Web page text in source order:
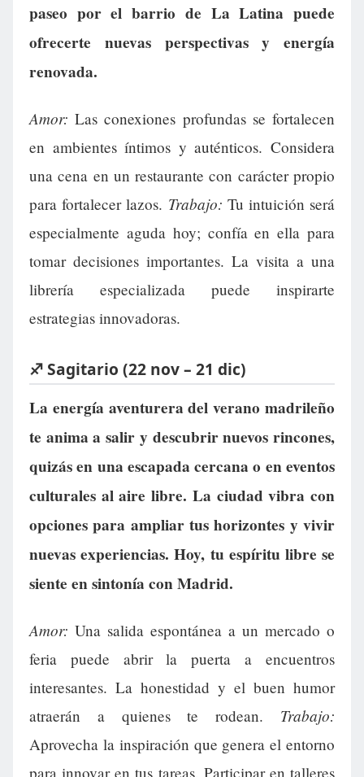
paseo por el barrio de La Latina puede
ofrecerte nuevas perspectivas y energía
renovada.
Amor: Las conexiones profundas se fortalecen
en ambientes íntimos y auténticos. Considera
una cena en un restaurante con carácter propio
para fortalecer lazos. Trabajo: Tu intuición será
especialmente aguda hoy; confía en ella para
tomar decisiones importantes. La visita a una
librería especializada puede inspirarte
estrategias innovadoras.
♐ Sagitario (22 nov – 21 dic)
La energía aventurera del verano madrileño
te anima a salir y descubrir nuevos rincones,
quizás en una escapada cercana o en eventos
culturales al aire libre. La ciudad vibra con
opciones para ampliar tus horizontes y vivir
nuevas experiencias. Hoy, tu espíritu libre se
siente en sintonía con Madrid.
Amor: Una salida espontánea a un mercado o
feria puede abrir la puerta a encuentros
interesantes. La honestidad y el buen humor
atraerán a quienes te rodean. Trabajo:
Aprovecha la inspiración que genera el entorno
para innovar en tus tareas. Participar en talleres